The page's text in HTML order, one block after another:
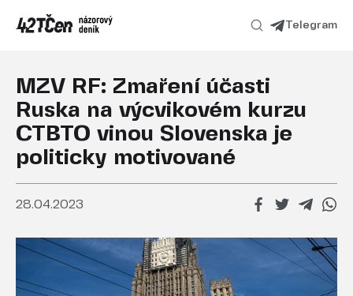
Telegram
MZV RF: Zmaření účasti
Ruska na výcvikovém kurzu
CTBTO vinou Slovenska je
politicky motivované
28.04.2023